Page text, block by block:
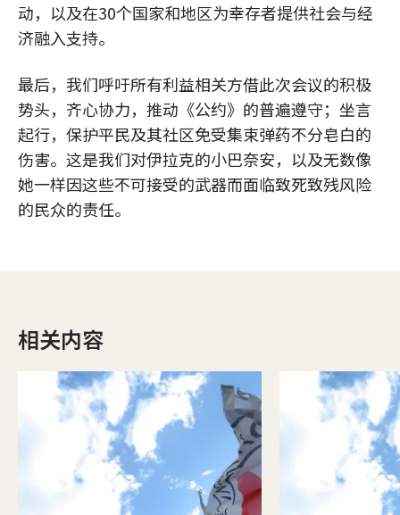
动，以及在30个国家和地区为幸存者提供社会与经
济融入支持。
最后，我们呼吁所有利益相关方借此次会议的积极
势头，齐心协力，推动《公约》的普遍遵守；坐言
起行，保护平民及其社区免受集束弹药不分皂白的
伤害。这是我们对伊拉克的小巴奈安，以及无数像
她一样因这些不可接受的武器而面临致死致残风险
的民众的责任。
相关内容